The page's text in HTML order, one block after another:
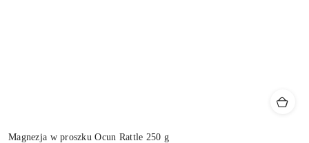
Magnezja w proszku Ocun Rattle 250 g